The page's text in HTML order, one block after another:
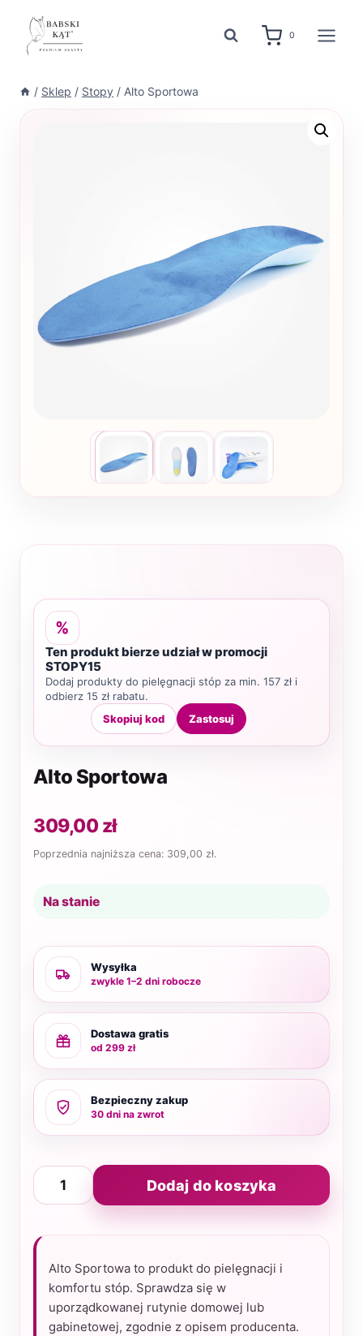
treści
0
/ Sklep / Stopy / Alto Sportowa
Alto Sportowa
309,00zł
Poprzednia najniższa cena: 309,00 zł.
Alto Sportowa to produkt do pielęgnacji i
komfortu stóp. Sprawdza się w
uporządkowanej rutynie domowej lub
gabinetowej, zgodnie z opisem producenta.
Na stanie
ilość
Alto
Dodaj do koszyka
Wysyłka
zwykle 1–2 dni robocze
Dostawa gratis
od 299 zł
Bezpieczny zakup
30 dni na zwrot
%
Ten produkt bierze udział w promocji
STOPY15
Dodaj produkty do pielęgnacji stóp za min. 157 zł i
odbierz 15 zł rabatu.
Skopiuj kod
Zastosuj